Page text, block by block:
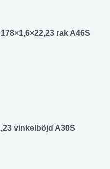
rak A46S
vinkelböjd A30S